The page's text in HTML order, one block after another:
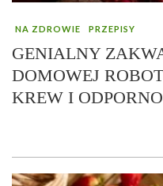
NA ZDROWIE PRZEPISY
GENIALNY
DOMOWEJ
KREW I